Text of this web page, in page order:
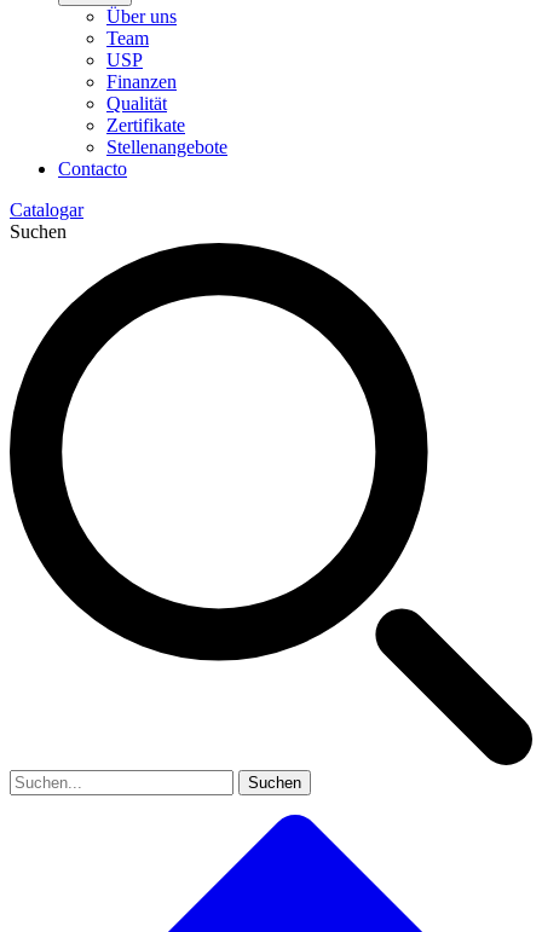
Über uns
Team
USP
Finanzen
Qualität
Zertifikate
Stellenangebote
Contacto
Catalogar
Suchen
Suchen